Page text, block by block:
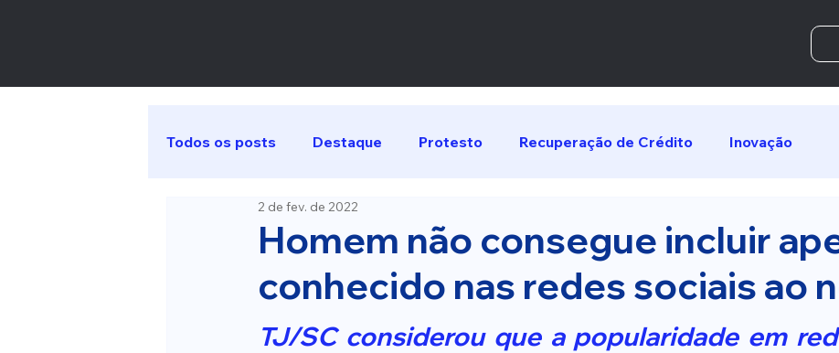
Todos os posts Destaque Protesto Recuperação de Crédito Inovação
Homem não consegue incluir
conhecido nas redes sociais ao
2 de fev. de 2022
TJ/SC considerou que a popularidade em